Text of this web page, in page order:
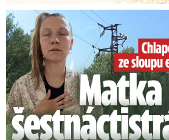
Smrtelný pád chlapce: Matka vydala